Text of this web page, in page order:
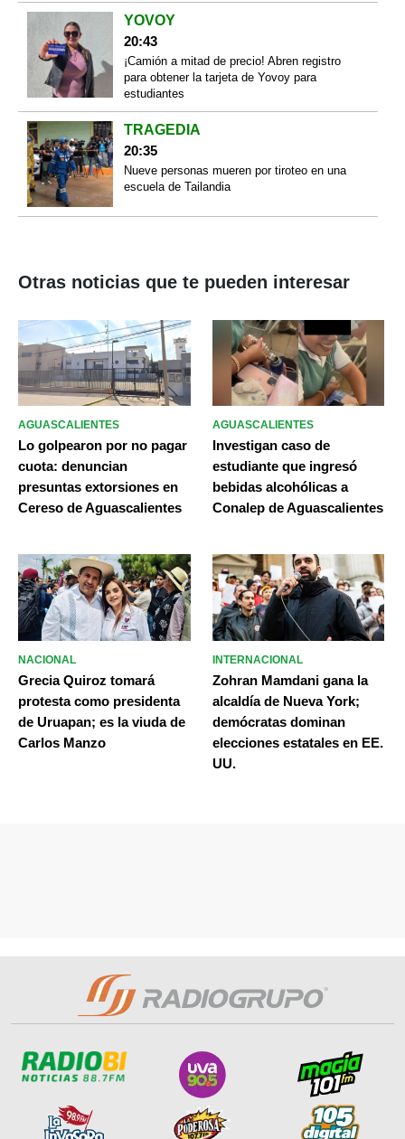
YOVOY
20:43
¡Camión a mitad de precio! Abren registro
para obtener la tarjeta de Yovoy para
estudiantes
TRAGEDIA
20:35
Nueve personas mueren por tiroteo en una
escuela de Tailandia
Otras noticias que te pueden interesar
AGUASCALIENTES
Lo golpearon por no pagar
cuota: denuncian
presuntas extorsiones en
Cereso de Aguascalientes
AGUASCALIENTES
Investigan caso de
estudiante que ingresó
bebidas alcohólicas a
Conalep de Aguascalientes
NACIONAL
Grecia Quiroz tomará
protesta como presidenta
de Uruapan; es la viuda de
Carlos Manzo
INTERNACIONAL
Zohran Mamdani gana la
alcaldía de Nueva York;
demócratas dominan
elecciones estatales en EE.
UU.